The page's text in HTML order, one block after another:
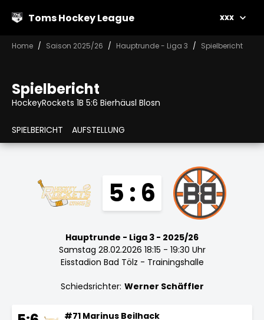
Toms Hockey League xxx
Home Saison 2025/26 Hauptrunde - Liga 3 Spielbericht
Spielbericht
HockeyRockets 1B 5:6 Bierhäusl Blosn
SPIELBERICHT AUFSTELLUNG
5 : 6
Hauptrunde - Liga 3 - 2025/26
Samstag 28.02.2026 18:15 - 19:30 Uhr
Eisstadion Bad Tölz - Trainingshalle
Schiedsrichter: Werner Schäffler
#71 Marinus Beilhack